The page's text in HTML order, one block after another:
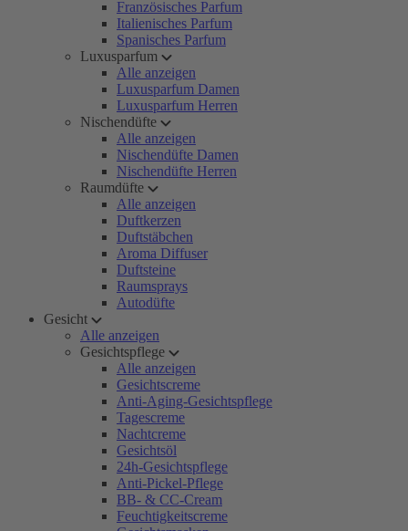
Französisches Parfum
Italienisches Parfum
Spanisches Parfum
Luxusparfum
Alle anzeigen
Luxusparfum Damen
Luxusparfum Herren
Nischendüfte
Alle anzeigen
Nischendüfte Damen
Nischendüfte Herren
Raumdüfte
Alle anzeigen
Duftkerzen
Duftstäbchen
Aroma Diffuser
Duftsteine
Raumsprays
Autodüfte
Gesicht
Alle anzeigen
Gesichtspflege
Alle anzeigen
Gesichtscreme
Anti-Aging-Gesichtspflege
Tagescreme
Nachtcreme
Gesichtsöl
24h-Gesichtspflege
Anti-Pickel-Pflege
BB- & CC-Cream
Feuchtigkeitscreme